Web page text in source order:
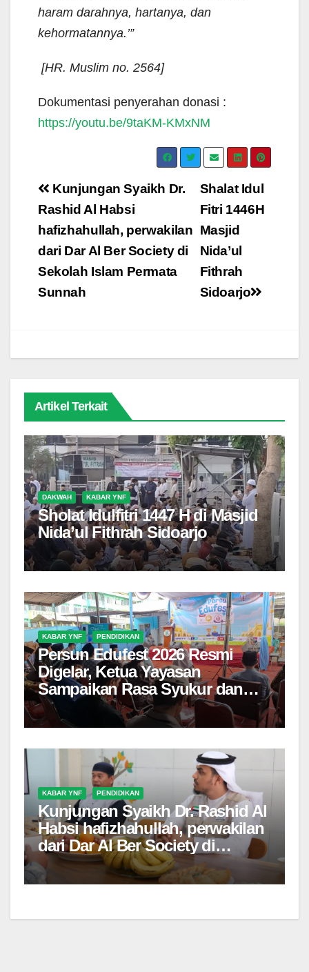
haram darahnya, hartanya, dan
kehormatannya.’”
[HR. Muslim no. 2564]
Dokumentasi penyerahan donasi :
https://youtu.be/9taKM-KMxNM
Navigasi
pos
Shalat Idul
Fitri 1446H
Masjid
Nida’ul
Fithrah
Sidoarjo
Kunjungan Syaikh Dr.
Rashid Al Habsi
hafizhahullah, perwakilan
dari Dar Al Ber Society di
Sekolah Islam Permata
Sunnah
Artikel Terkait
DAKWAH KABAR YNF
Sholat Idulfitri 1447 H di Masjid
Nida’ul Fithrah Sidoarjo
KABAR YNF PENDIDIKAN
Persun Edufest 2026 Resmi
Digelar, Ketua Yayasan
Sampaikan Rasa Syukur dan
Kebanggaan
KABAR YNF PENDIDIKAN
Kunjungan Syaikh Dr. Rashid Al
Habsi hafizhahullah, perwakilan
dari Dar Al Ber Society di
Sekolah Islam Permata Sunnah